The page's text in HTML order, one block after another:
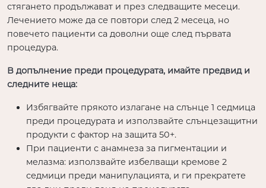
стягането продължават и през следващите месеци.
Лечението може да се повтори след 2 месеца, но
повечето пациенти са доволни още след първата
процедура.
В допълнение преди процедурата, имайте предвид и
следните неща:
Избягвайте прякото излагане на слънце 1 седмица
преди процедурата и използвайте слънцезащитни
продукти с фактор на защита 50+.
При пациенти с анамнеза за пигментации и
мелазма: използвайте избелващи кремове 2
седмици преди манипулацията, и ги прекратете